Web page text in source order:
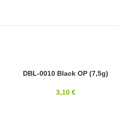
8/0DBL-0010 Black OP (7,5g)
3,10 €